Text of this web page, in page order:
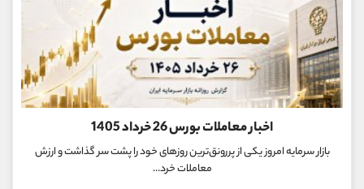
اخبار معاملات بورس 26 خرداد 1405
بازار سرمایه امروز یکی از پررونق‌ترین روزهای خود را پشت سر گذاشت و ارزش
معاملات خرد...